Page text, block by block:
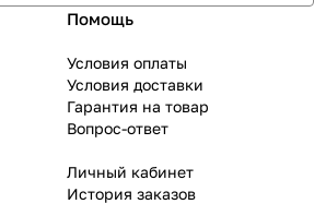
Помощь
Условия оплаты
Условия доставки
Гарантия на товар
Вопрос-ответ
Личный кабинет
История заказов